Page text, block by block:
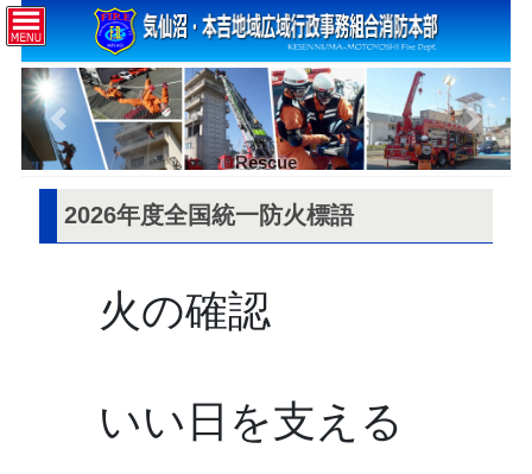
コ
ン
テ
ン
ツ
へ
ス
ナ
ビ
ゲ
ー
シ
ョ
ン
Rescue
Previous Next
2026年度全国統一防火標語
火の確認
いい日を支える